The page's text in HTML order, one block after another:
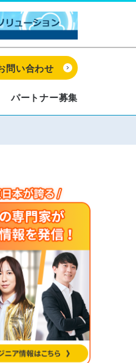
パートナー募集
問い合わせ